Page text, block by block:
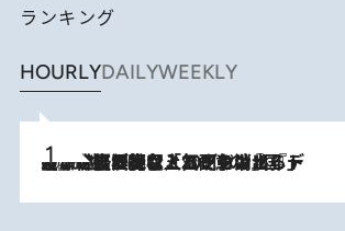
ランキング
HOURLYDAILYWEEKLY
2026.8.5
【なぜ吉沢亮は「気配を消せる」のか？】興行収入208億の『国宝』を経て挑むミュージカル『ディア・エヴァン・ハンセン』。トップ俳優が舞台上でさらけ出した“孤独”とは